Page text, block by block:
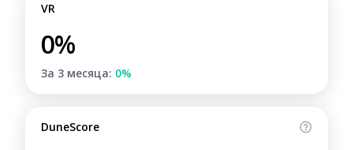
VR
0%
За 3 месяца: 0%
DuneScore